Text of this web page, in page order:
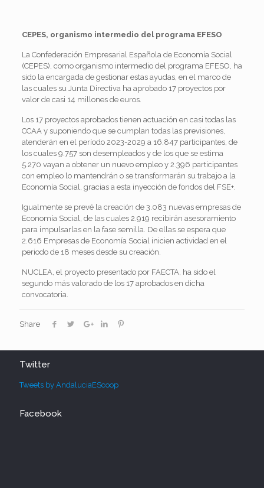
CEPES, organismo intermedio del programa EFESO
La Confederación Empresarial Española de Economía Social
(CEPES), como organismo intermedio del programa EFESO, ha
sido la encargada de gestionar estas ayudas, en el marco de
las cuales su Junta Directiva ha aprobado 17 proyectos por
valor de casi 14 millones de euros.
Los 17 proyectos aprobados tienen actuación en casi todas las
CCAA y suponiendo que se cumplan todas las previsiones,
atenderán en el período 2023-2029 a 16.847 participantes, de
los cuales 9.757 son desempleados y de los que se estima
5.270 vayan a obtener un nuevo empleo y 2.396 participantes
con empleo lo mantendrán o se transformarán su trabajo a la
Economía Social, gracias a esta inyección de fondos del FSE+.
Igualmente se prevé la creación de 3.083 nuevas empresas de
Economía Social, de las cuales 2.919 recibirán asesoramiento
para impulsarlas en la fase semilla. De ellas se espera que
2.616 Empresas de Economía Social inicien actividad en el
periodo de 18 meses desde su creación.
NUCLEA, el proyecto presentado por FAECTA, ha sido el
segundo más valorado de los 17 aprobados en dicha
convocatoria.
Share
Twitter
Tweets by AndaluciaEScoop
Facebook